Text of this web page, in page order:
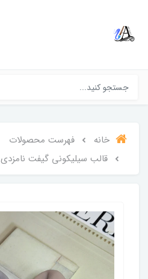
خانه
فهرست محصولات
قالب سیلیکونی گیفت نامزدی